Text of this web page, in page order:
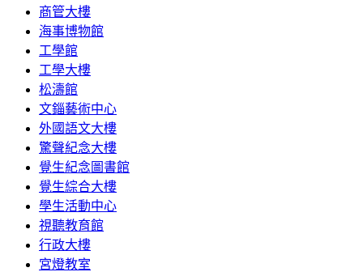
商管大樓
海事博物館
工學館
工學大樓
松濤館
文錙藝術中心
外國語文大樓
驚聲紀念大樓
覺生紀念圖書館
覺生綜合大樓
學生活動中心
視聽教育館
行政大樓
宮燈教室